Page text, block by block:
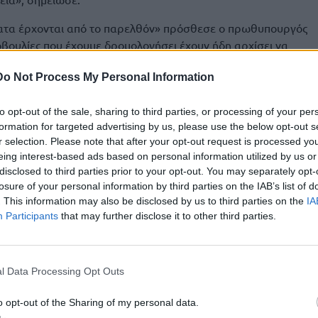
Not Process My Personal Information
opt-out of the sale, sharing to third parties, or processing of your
for targeted advertising by us, please use the below opt-out
selection. Please note that after your opt-out request is processed
interest-based ads based on personal information utilized by us
to third parties prior to your opt-out. You may separately
of your personal information by third parties on the IAB’s list of
This information may also be disclosed by us to third parties on the
Participants that may further disclose it to other third parties.
Data Processing Opt Outs
opt-out of the Sharing of my personal data.
έρχονται από το παρελθόν» πρόσθεσε ο πρωθυπουργός
που έχουμε δρομολογήσει έχουν ήδη αρχίσει να
στις προσπάθειες της κυβέρνησης για στήριξη της
και των θέσεων εργασίας. «Κάθε μεγάλη επένδυση
σε περιοχές που έχουν επηρεαστεί από την
και στον ΟΠΕΚΕΠΕ»
ΟΠΕΚΕΠΕ, ο πρωθυπουργός σημείωσε ότι θέση της
και στον ΟΠΕΚΕΠΕ».
ενός συστήματος αγροτικών πληρωμών και είπαμε
αυτό τον γόρδιο δεσμό θα τον κόψουμε και θα
τον πάμε στην ΑΑΔΕ», είπε.
να αποζημιώνονται στην ώρα τους και να εξαλείψουμε